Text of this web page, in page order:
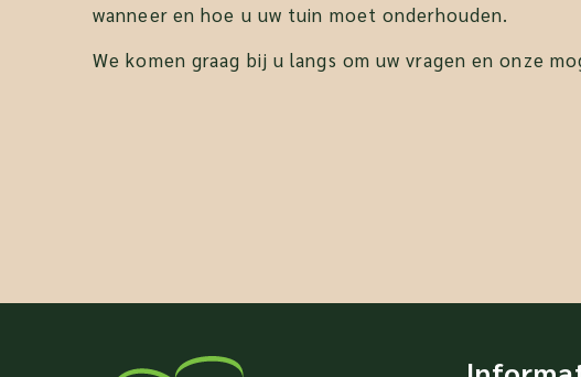
wanneer en hoe u uw tuin moet onderhouden.
We komen graag bij u langs om uw vragen en onze